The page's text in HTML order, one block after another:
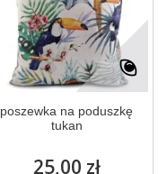
poszewka na poduszkę
tukan
25,00 zł